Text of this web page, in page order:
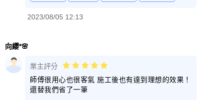
2023/08/05 12:13
向纓*🌸
業主評分
師傅很用心也很客氣 施工後也有達到理想的效果！
還替我們省了一筆